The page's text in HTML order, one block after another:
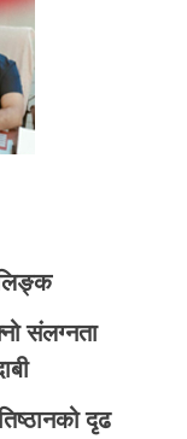
संलग्नता
दृढ